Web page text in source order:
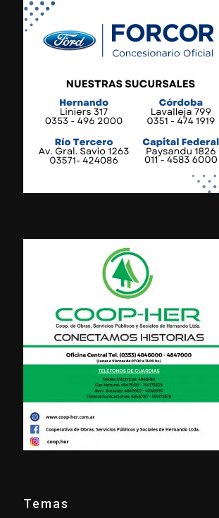
Temas